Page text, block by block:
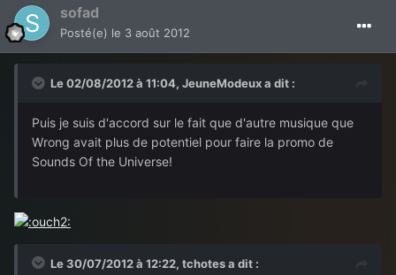
sofad
Posté(e) le 3 août 2012
Le 02/08/2012 à 11:04, JeuneModeux a dit :
Puis je suis d'accord sur le fait que d'autre musique que
Wrong avait plus de potentiel pour faire la promo de
Sounds Of the Universe!
Le 30/07/2012 à 12:22, tchotes a dit :